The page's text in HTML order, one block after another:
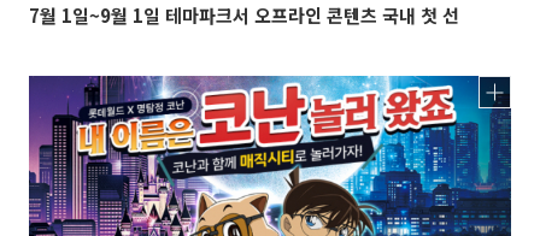
7월 1일~9월 1일 테마파크서 오프라인 콘텐츠 국내 첫 선